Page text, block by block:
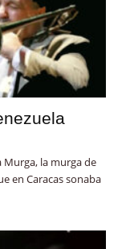
Murga, la murga de
en Caracas sonaba